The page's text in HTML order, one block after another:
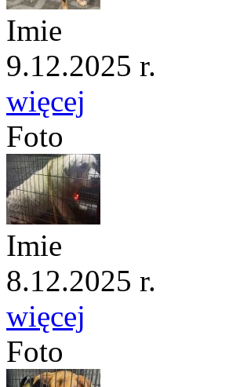
Imie
9.12.2025 r.
więcej
Foto
Imie
8.12.2025 r.
więcej
Foto